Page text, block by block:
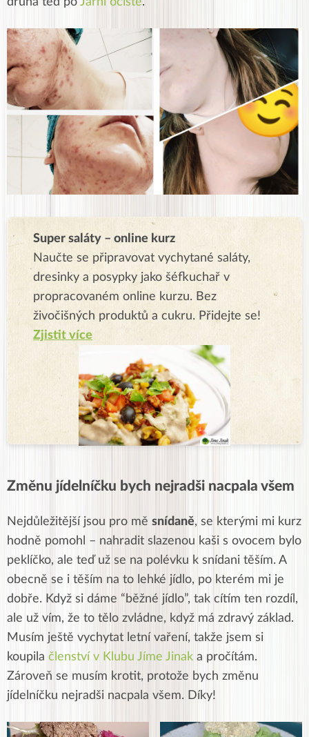
Super saláty – online kurz
Naučte se připravovat vychytané saláty,
dresinky a posypky jako šéfkuchař v
propracovaném online kurzu. Bez
živočišných produktů a cukru. Přidejte se!
Zjistit více
Změnu jídelníčku bych nejradši nacpala všem
Nejdůležitější jsou pro mě snídaně, se kterými mi kurz
hodně pomohl – nahradit slazenou kaši s ovocem bylo
peklíčko, ale teď už se na polévku k snídani těším. A
obecně se i těším na to lehké jídlo, po kterém mi je
dobře. Když si dáme “běžné jídlo”, tak cítím ten rozdíl,
ale už vím, že to tělo zvládne, když má zdravý základ.
Musím ještě vychytat letní vaření, takže jsem si
koupila členství v Klubu Jíme Jinak a pročítám.
Zároveň se musím krotit, protože bych změnu
jídelníčku nejradši nacpala všem. Díky!